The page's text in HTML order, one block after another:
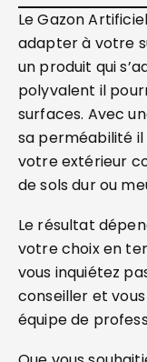
Le Gazon
adapter à votre
un produit qui
polyvalent il
surfaces. Avec
sa perméabilité
votre extérieur
de sols dur ou
Le résultat
votre choix en
vous inquiétez
conseiller et
équipe de